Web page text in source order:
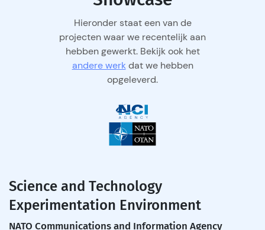
Hieronder staat een van de
projecten waar we recentelijk aan
hebben gewerkt. Bekijk ook het
andere werkdat we hebben
opgeleverd.
Science and Technology
Experimentation Environment
NATO Communications and Information Agency